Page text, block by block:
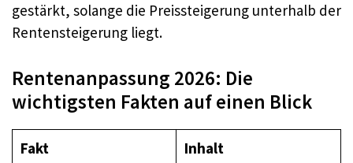
gestärkt, solange die Preissteigerung unterhalb der
Rentensteigerung liegt.
Rentenanpassung 2026: Die
wichtigsten Fakten auf einen Blick
Fakt Inhalt